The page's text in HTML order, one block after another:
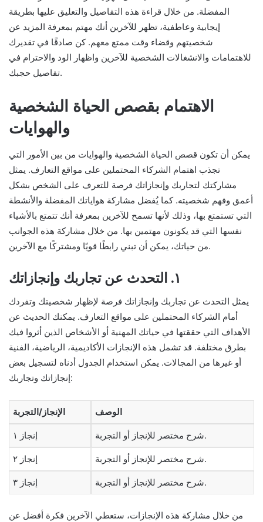
المفضلة. من خلال قراءة هذه التفاصيل والتعليق عليها بطريقة
إيجابية وعاطفية، تظهر للآخرين أنك مهتم بمعرفة المزيد عن
شخصيتهم وقضاء وقت ممتع معهم. كن صادقًا في تقديرك
للاهتمامات والانشغالات الشخصية للآخرين واظهار الود والاحترام في
تفاصيل حجبك.
الاهتمام بقصص الحياة الشخصية
والهوايات
يمكن أن تكون قصص الحياة الشخصية والهوايات من بين الأمور التي
تجذب اهتمام الشركاء المحتملين على مواقع التعارف. يمثل
مشاركتك لتجاربك وإنجازاتك فرصة للتعرف على الشخص بشكل
أعمق وفهم شخصيته. كما يُفضل مشاركة هواياتك المفضلة والأنشطة
التي تستمتع بها، وذلك لأنها تسمح للآخرين بمعرفة أنك تتمتع بالأشياء
نفسها التي قد يكونون مهتمين بها. من خلال مشاركة هذه الجوانب
من حياتك، يمكن أن تبني رابطًا قويًا ومشتركًا مع الآخرين.
١. التحدث عن تجاربك وإنجازاتك
يمثل التحدث عن تجاربك وإنجازاتك فرصة لإظهار شخصيتك وتفردك
أمام الشركاء المحتملين على مواقع التعارف. يمكنك الحديث عن
الأهداف التي حققتها في حياتك المهنية أو الأشخاص الذين أثروا فيك
بطرق مختلفة. قد تشمل هذه الإنجازات الأكاديمية، الرياضية، الفنية
أو غيرها من المجالات. يمكن استخدام الجدول أدناه لتسجيل بعض
إنجازاتك وتجاربك:
الإنجاز/التجربة الوصف
إنجاز ١ شرح مختصر للإنجاز أو التجربة.
إنجاز ٢ شرح مختصر للإنجاز أو التجربة.
إنجاز ٣ شرح مختصر للإنجاز أو التجربة.
من خلال مشاركة هذه الإنجازات، ستعطي الآخرين فكرة أفضل عن